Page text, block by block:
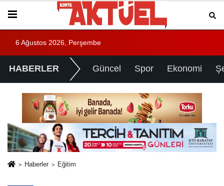
6 Ağustos 2026, Perşembe
HABERLER Güncel Spor Ekonomi
Haberler Eğitim